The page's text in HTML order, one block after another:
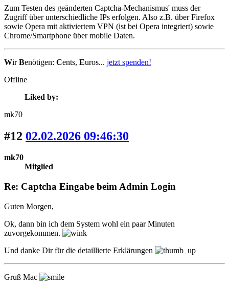
Zum Testen des geänderten Captcha-Mechanismus' muss der
Zugriff über unterschiedliche IPs erfolgen. Also z.B. über Firefox
sowie Opera mit aktiviertem VPN (ist bei Opera integriert) sowie
Chrome/Smartphone über mobile Daten.
WirBenötigen: Cents, Euros... jetzt spenden!
Offline
Liked by:
mk70
#12 02.02.2026 09:46:30
mk70
Mitglied
Re: Captcha Eingabe beim Admin Login
Guten Morgen,
Ok, dann bin ich dem System wohl ein paar Minuten
zuvorgekommen.
Und danke Dir für die detaillierte Erklärungen
Gruß Mac